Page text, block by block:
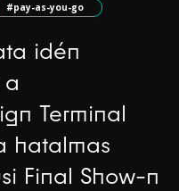
#pay-as-you-go
idén
Terminal
hatalmas
Final Show-n